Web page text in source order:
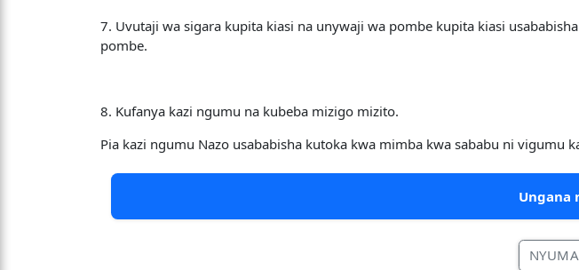
7. Uvutaji wa sigara kupita kiasi na unywaji wa pombe kupita kiasi
pombe.
8. Kufanya kazi ngumu na kubeba mizigo mizito.
Pia kazi ngumu Nazo usababisha kutoka kwa mimba kwa sababu ni
Ungana
NYUMA